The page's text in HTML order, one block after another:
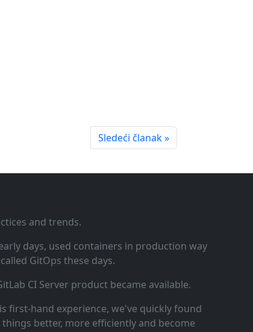
Sledeći članak »
and trends.
days, used containers in production way
GitOps these days.
CI Server product became available.
first‑hand experience, we've quickly found
better, more efficiently and become